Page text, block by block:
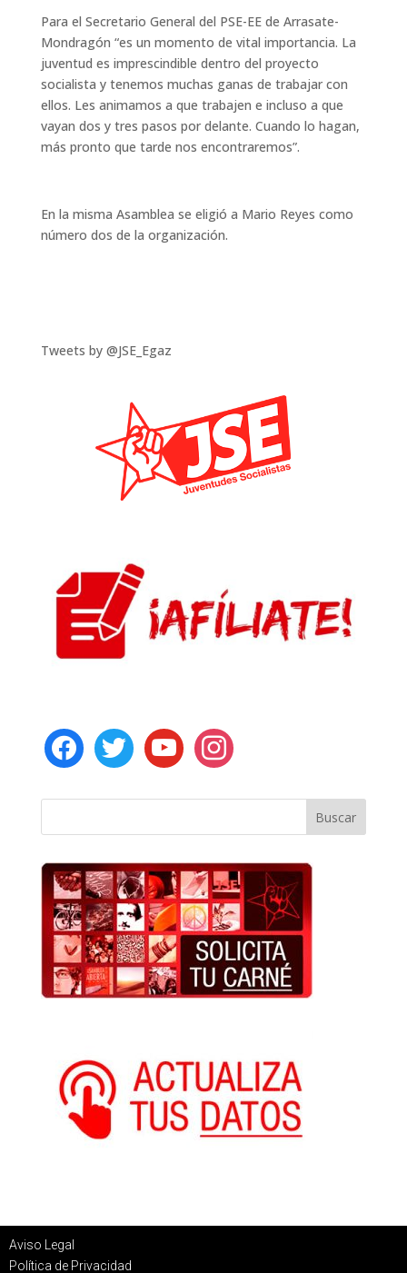
Para el Secretario General del PSE-EE de Arrasate-
Mondragón “es un momento de vital importancia. La
juventud es imprescindible dentro del proyecto
socialista y tenemos muchas ganas de trabajar con
ellos. Les animamos a que trabajen e incluso a que
vayan dos y tres pasos por delante. Cuando lo hagan,
más pronto que tarde nos encontraremos”.
En la misma Asamblea se eligió a Mario Reyes como
número dos de la organización.
Tweets by @JSE_Egaz
Aviso Legal
Política de Privacidad